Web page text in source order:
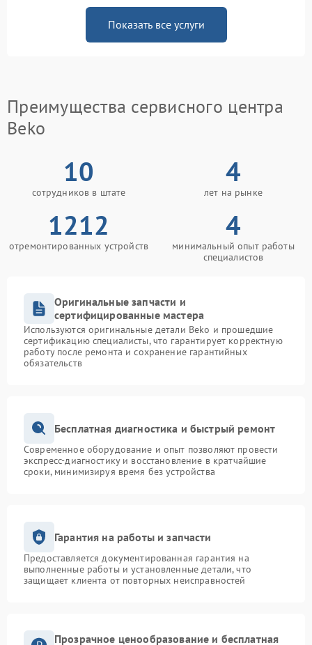
Показать все услуги
Преимущества сервисного центра
Beko
10
сотрудников в штате
4
лет на рынке
1212
отремонтированных устройств
4
минимальный опыт работы
специалистов
Оригинальные запчасти и
сертифицированные мастера
Используются оригинальные детали Beko и прошедшие
сертификацию специалисты, что гарантирует корректную
работу после ремонта и сохранение гарантийных
обязательств
Бесплатная диагностика и быстрый ремонт
Современное оборудование и опыт позволяют провести
экспресс-диагностику и восстановление в кратчайшие
сроки, минимизируя время без устройства
Гарантия на работы и запчасти
Предоставляется документированная гарантия на
выполненные работы и установленные детали, что
защищает клиента от повторных неисправностей
Прозрачное ценообразование и бесплатная